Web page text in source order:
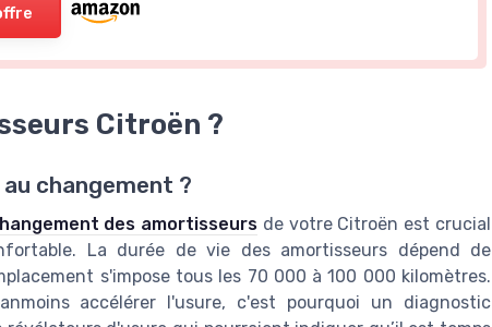
Citroën ?
changement ?
des amortisseurs de votre Citroën est crucial
La durée de vie des amortisseurs dépend de
s'impose tous les 70 000 à 100 000 kilomètres.
accélérer l'usure, c'est pourquoi un diagnostic